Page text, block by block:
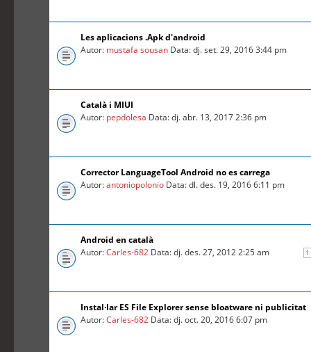
Les aplicacions .Apk d'android
Autor: mustafa sousan Data: dj. set. 29, 2016 3:44 pm
Català i MIUI
Autor: pepdolesa Data: dj. abr. 13, 2017 2:36 pm
Corrector LanguageTool Android no es carrega
Autor:antoniopolonio Data: dl. des. 19, 2016 6:11 pm
Android en català
1
Autor:Carles-682 Data: dj. des. 27, 2012 2:25 am
Instal·lar ES File Explorer sense bloatware ni publicitat
Autor:Carles-682 Data: dj. oct. 20, 2016 6:07 pm